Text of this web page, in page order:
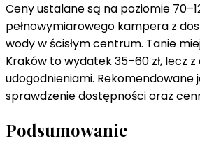
Ceny ustalane są na poziomie
pełnowymiarowego kampera z
wody w ścisłym centrum. Tanie
Kraków to wydatek 35–60 zł, lecz
udogodnieniami. Rekomendowane
sprawdzenie dostępności oraz
Podsumowanie